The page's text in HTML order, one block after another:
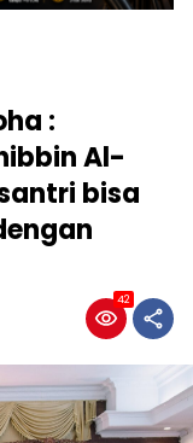
:
Al-
bisa
42